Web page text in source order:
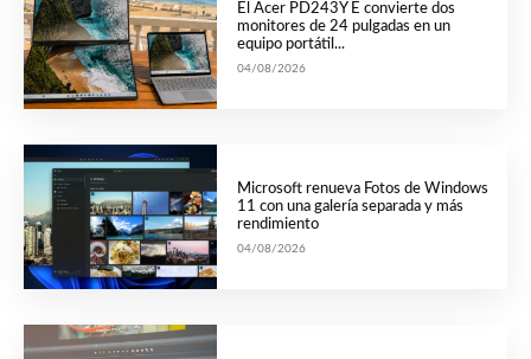
El Acer PD243Y E convierte dos
monitores de 24 pulgadas en un
equipo portátil...
04/08/2026
Microsoft renueva Fotos de Windows
11 con una galería separada y más
rendimiento
04/08/2026